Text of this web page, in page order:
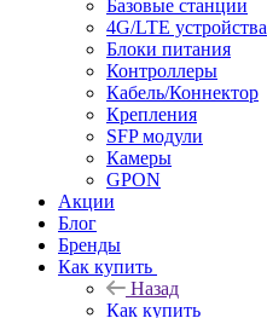
Базовые станции
4G/LTE устройства
Блоки питания
Контроллеры
Кабель/Коннектор
Крепления
SFP модули
Камеры
GPON
Акции
Блог
Бренды
Как купить
Назад
Как купить